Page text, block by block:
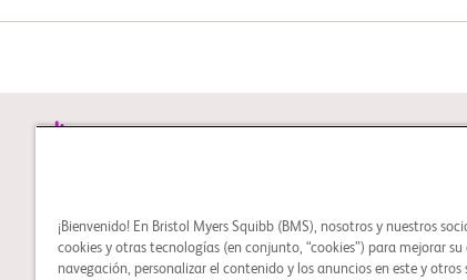
Aprenda sobre los estudios
clínicos y busque un
¡Bienvenido! En Bristol Myers Squibb (BMS), nosotros y nuestros
cookies y otras tecnologías (en conjunto, “cookies”) para mejorar su
navegación, personalizar el contenido y los anuncios en este y otros